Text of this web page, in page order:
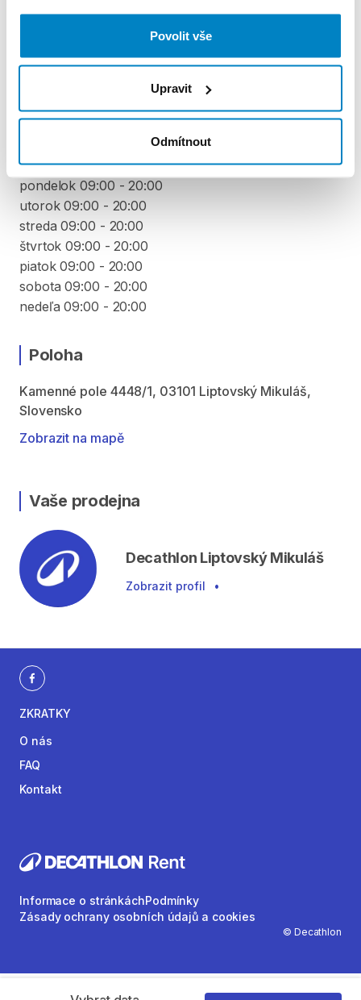
Povolit vše
Upravit
Odmítnout
Pravidla Decathlon Rent
PODMÍNKY
pondelok 09:00 - 20:00
utorok 09:00 - 20:00
streda 09:00 - 20:00
štvrtok 09:00 - 20:00
piatok 09:00 - 20:00
sobota 09:00 - 20:00
nedeľa 09:00 - 20:00
Poloha
Kamenné pole 4448/1, 03101 Liptovský Mikuláš,
Slovensko
Zobrazit na mapě
Vaše prodejna
Decathlon Liptovský Mikuláš
Zobrazit profil •
ZKRATKY
O nás
FAQ
Kontakt
© Decathlon
Informace o stránkáchPodmínky
Zásady ochrany osobních údajů a cookies